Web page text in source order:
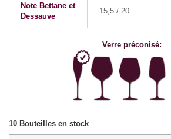
Note Bettane et
Dessauve
15,5 / 20
Verre préconisé:
10 Bouteilles en stock